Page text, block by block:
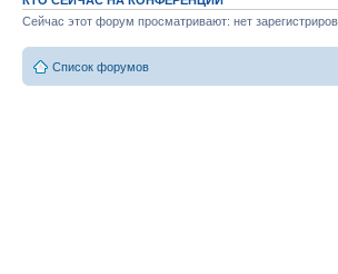
Сейчас этот форум просматривают: нет
Список форумов